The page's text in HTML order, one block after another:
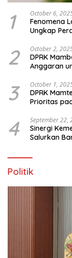
1 October 6,
Fenomena
Ungkap
2 October 2,
DPRK
Anggaran
3 October 1,
DPRK
Prioritas
4 September 22,
Sinergi
Salurkan
Politik